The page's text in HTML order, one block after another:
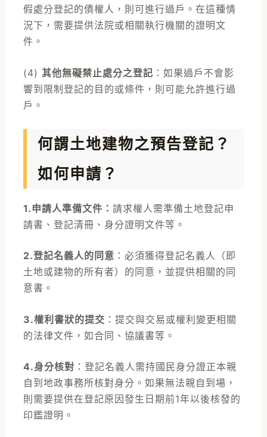
假處分登記的債權人，則可進行過戶。在這種情
況下，需要提供法院或相關執行機關的證明文
件。
(4) 其他無礙禁止處分之登記 ：如果過戶不會影
響到限制登記的目的或條件，則可能允許進行過
戶。
何謂土地建物之預告登記？
如何申請？
1.申請人準備文件： 請求權人需準備土地登記申
請書、登記清冊、身分證明文件等。
2.登記名義人的同意 ：必須獲得登記名義人（即
土地或建物的所有者）的同意，並提供相關的同
意書。
3.權利書狀的提交 ：提交與交易或權利變更相關
的法律文件，如合同、協議書等。
4.身分核對 ：登記名義人需持國民身分證正本親
自到地政事務所核對身分。如果無法親自到場，
則需要提供在登記原因發生日期前1年以後核發的
印鑑證明。